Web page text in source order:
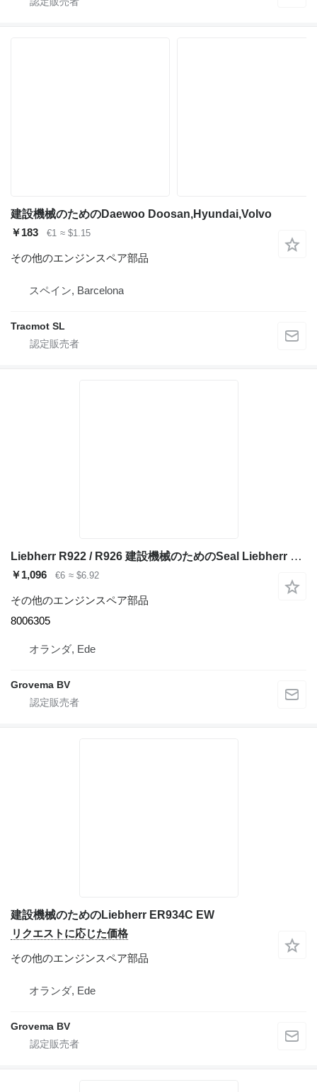
建設機械のためのDaewoo Doosan,Hyundai,Volvo
￥183
€1 ≈ $1.15
その他のエンジンスペア部品
スペイン, Barcelona
Tracmot SL
Liebherr R922 / R926 建設機械のためのSeal Liebherr Seal 8006305
￥1,096 €6 ≈ $6.92
その他のエンジンスペア部品
8006305
オランダ, Ede
Grovema BV
建設機械のためのLiebherr ER934C EW
リクエストに応じた価格
その他のエンジンスペア部品
オランダ, Ede
Grovema BV